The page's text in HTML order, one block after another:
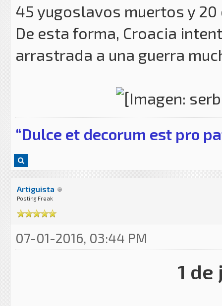
45 yugoslavos muertos y
De esta forma, Croacia
arrastrada a una guerra
“Dulce et decorum est pro
Artiguista
Posting Freak
07-01-2016, 03:44 PM
1 de